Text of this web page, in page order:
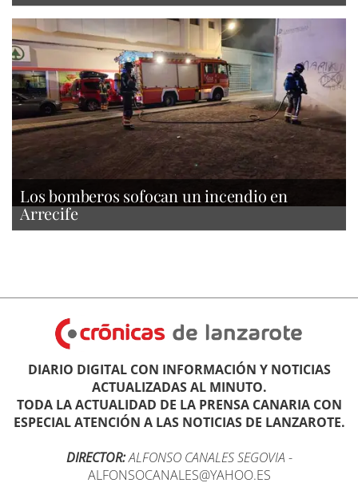
Los bomberos sofocan un incendio en
Arrecife
DIARIO DIGITAL CON INFORMACIÓN Y NOTICIAS
ACTUALIZADAS AL MINUTO.
TODA LA ACTUALIDAD DE LA PRENSA CANARIA CON
ESPECIAL ATENCIÓN A LAS NOTICIAS DE LANZAROTE.
DIRECTOR:ALFONSO CANALES SEGOVIA -
ALFONSOCANALES@YAHOO.ES